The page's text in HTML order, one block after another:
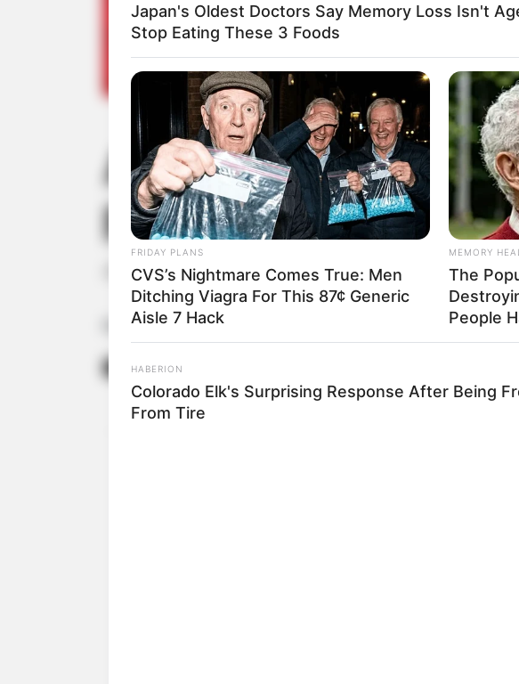
Alcoolizado,
Rodovia Benedito
Além de estar embriagado, o condutor não tinha
Fonte: Repórter Sidney
REGIÃO 22/04/2023
Japan's Oldest Doctors Say Memory Loss Isn't
Stop Eating These 3 Foods
FRIDAY PLANS
CVS’s Nightmare Comes True: Men
Ditching Viagra For This 87¢ Generic
Aisle 7 Hack
MEMORY
The
People
HABERION
Colorado Elk's Surprising Response After Being
From Tire